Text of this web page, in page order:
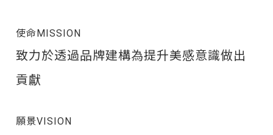
使命MISSION
致力於透過品牌建構為提升美感意識做出
貢獻
願景VISION